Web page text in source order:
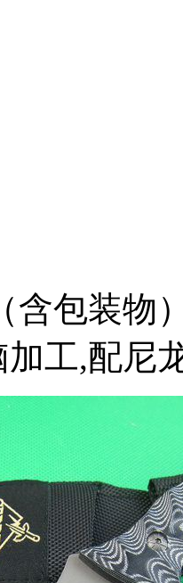
含包装物
工,配尼